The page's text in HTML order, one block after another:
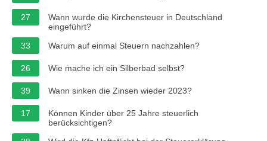
27
Wann wurde die Kirchensteuer in Deutschland
eingeführt?
33
Warum auf einmal Steuern nachzahlen?
26 Wie mache ich ein Silberbad selbst?
39 Wann sinken die Zinsen wieder 2023?
17
Können Kinder über 25 Jahre steuerlich
berücksichtigen?